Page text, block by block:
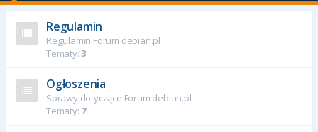
Regulamin
Regulamin Forum debian.pl
Tematy:3
Ogłoszenia
Sprawy dotyczące Forum debian.pl
Tematy: 7